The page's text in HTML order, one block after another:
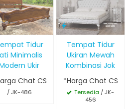
Tidur
Minimalis
Ukir
Chat CS
/ JK-486
Tempat Tidur
Ukiran Mewah
Kombinasi Jok
*Harga Chat CS
Tersedia / JK-
456